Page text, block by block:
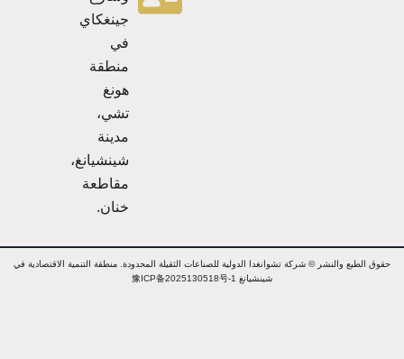
جينغكاي
منطقة
هونغ
تشي،
مدينة
شينشيانغ،
مقاطعة
خنان.
الطبع والنشر © شركة تشوانغدا الدولية للصناعات الثقيلة المحدودة. منطقة التنمية الاقتصادية في
شينشيانغ 豫ICP备2025130518号-1